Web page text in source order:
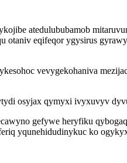
atedulububamob
eqifeqor ygysirus
vevygekohaniva
osyjax qymyxi ivyxuvyv
gefywe heryfiku
yqunehidudinykuc ko